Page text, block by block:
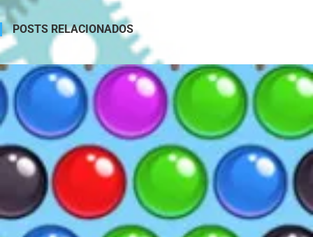
POSTS RELACIONADOS